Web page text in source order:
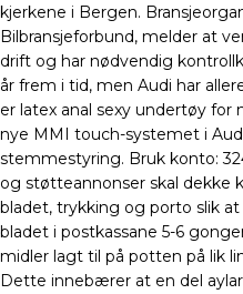
kjerkene i Bergen.
Bilbransjeforbund, melder at
drift og har nødvendig
år frem i tid, men Audi har
er latex anal sexy undertøy for
nye MMI touch-systemet i
stemmestyring. Bruk konto:
og støtteannonser skal dekke
bladet, trykking og porto slik
bladet i postkassane 5-6
midler lagt til på potten på lik
Dette innebærer at en del